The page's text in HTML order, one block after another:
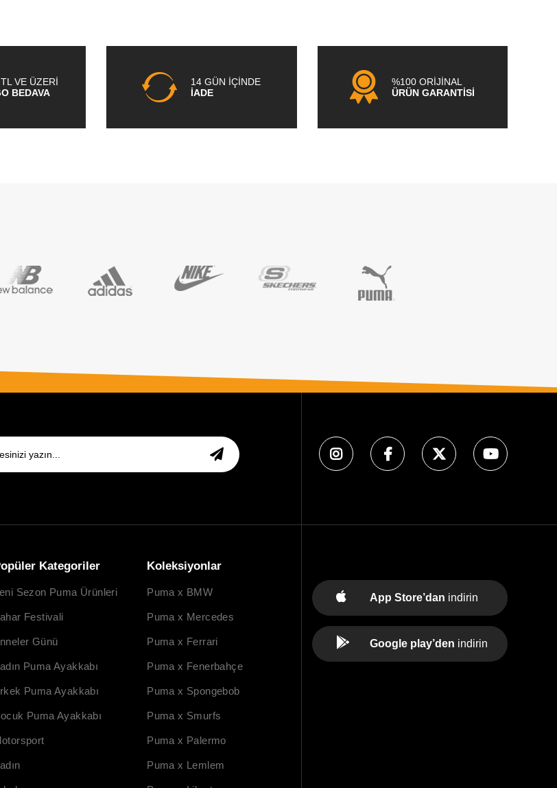
VE ÜZERİ
BEDAVA
14 GÜN İÇİNDE
İADE
%100 ORİJİNAL
ÜRÜN GARANTİSİ
Kategoriler
Sezon Puma Ürünleri
Festivali
Günü
Puma Ayakkabı
Puma Ayakkabı
Puma Ayakkabı
Koleksiyonlar
Puma x BMW
Puma x Mercedes
Puma x Ferrari
Puma x Fenerbahçe
Puma x Spongebob
Puma x Smurfs
Puma x Palermo
Puma x Lemlem
App Store’dan indirin
Google play’den indirin